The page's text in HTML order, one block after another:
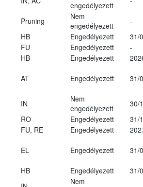
engedélyezett
Pruning
Nem
engedélyezett
-
HB Engedélyezett
31/
FU Engedélyezett
-
HB Engedélyezett
AT Engedélyezett 31/
IN
Nem
engedélyezett
30/
RO Engedélyezett
31/
FU, RE Engedélyezett
EL Engedélyezett 31/
HB Engedélyezett
31/
Nem